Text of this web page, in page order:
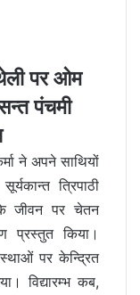
पर ओम
पंचमी
ने अपने साथियों
त्रिपाठी
जीवन पर चेतन
प्रस्तुत किया।
पर केन्द्रित
विद्यारम्भ कब,